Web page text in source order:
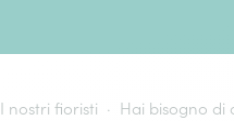
I nostri fioristi Hai bisogno di